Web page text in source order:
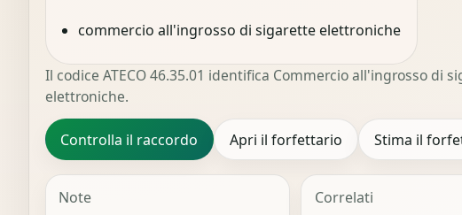
commercio all'ingrosso di sigarette elettroniche
Il codice ATECO 46.35.01 identifica Commercio all'ingrosso di
elettroniche.
Controlla il raccordo Apri il forfettario Stima il
Note Correlati